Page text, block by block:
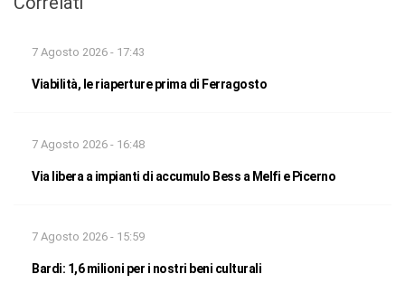
7 Agosto 2026 - 17:43
Viabilità, le riaperture prima di Ferragosto
7 Agosto 2026 - 16:48
Via libera a impianti di accumulo Bess a Melfi e Picerno
7 Agosto 2026 - 15:59
Bardi: 1,6 milioni per i nostri beni culturali